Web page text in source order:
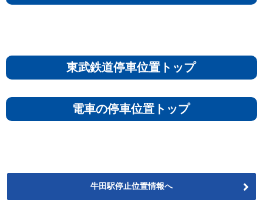
東武鉄道停車位置トップ
電車の停車位置トップ
牛田駅停止位置情報へ